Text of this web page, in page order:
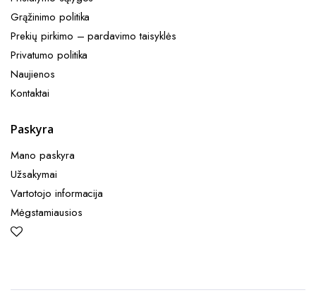
Grąžinimo politika
Prekių pirkimo – pardavimo taisyklės​
Privatumo politika
Naujienos
Kontaktai
Paskyra
Mano paskyra
Užsakymai
Vartotojo informacija
Mėgstamiausios